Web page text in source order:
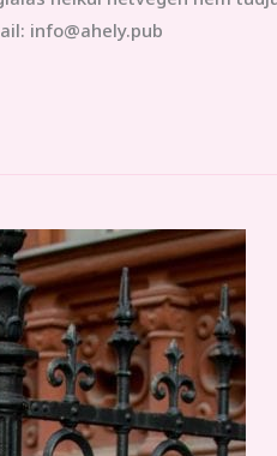
info@ahely.pub